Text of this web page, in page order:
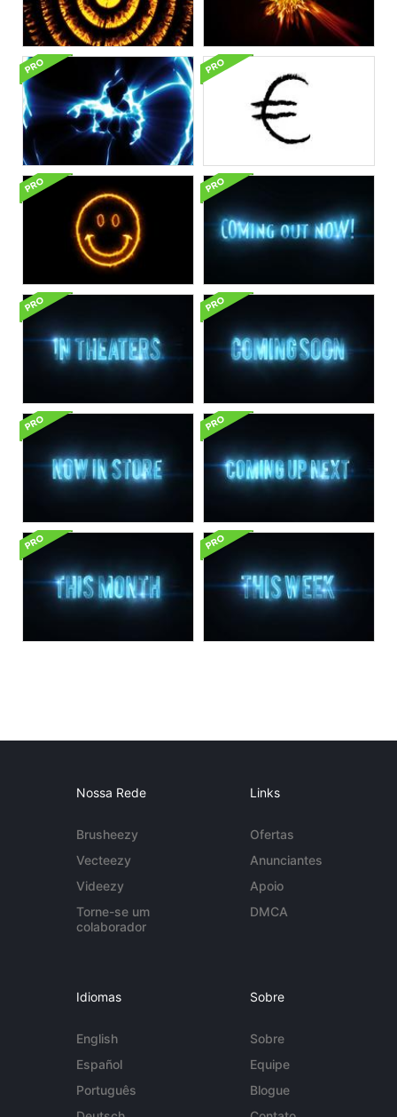
Nossa Rede
Brusheezy
Vecteezy
Videezy
Torne-se um
colaborador
Links
Ofertas
Anunciantes
Apoio
DMCA
Idiomas
English
Español
Português
Sobre
Sobre
Equipe
Blogue